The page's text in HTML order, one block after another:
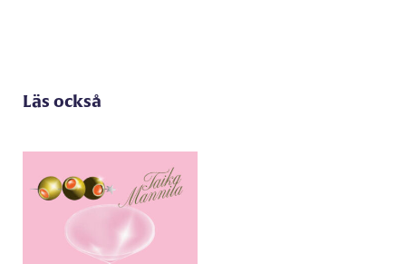
Läs också